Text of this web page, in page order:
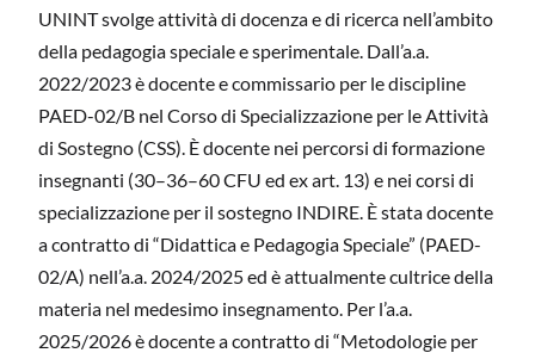
UNINT svolge attività di docenza e di ricerca nell’ambito
della pedagogia speciale e sperimentale. Dall’a.a.
2022/2023 è docente e commissario per le discipline
PAED-02/B nel Corso di Specializzazione per le Attività
di Sostegno (CSS). È docente nei percorsi di formazione
insegnanti (30–36–60 CFU ed ex art. 13) e nei corsi di
specializzazione per il sostegno INDIRE. È stata docente
a contratto di “Didattica e Pedagogia Speciale” (PAED-
02/A) nell’a.a. 2024/2025 ed è attualmente cultrice della
materia nel medesimo insegnamento. Per l’a.a.
2025/2026 è docente a contratto di “Metodologie per